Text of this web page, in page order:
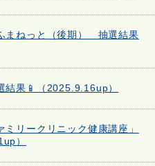
まねっと（後期） 抽選結果
結果📱（2025.9.16up）
リークリニック健康講座」
）